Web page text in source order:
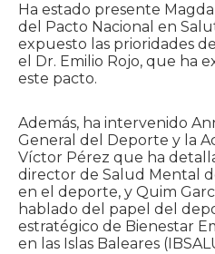
Ha estado presente
del Pacto Nacional en
expuesto las prioridades
el Dr. Emilio Rojo, que ha
este pacto.
Además, ha intervenido
General del Deporte y la
Víctor Pérez que ha
director de Salud Mental
en el deporte, y Quim
hablado del papel del
estratégico de Bienestar
en las Islas Baleares